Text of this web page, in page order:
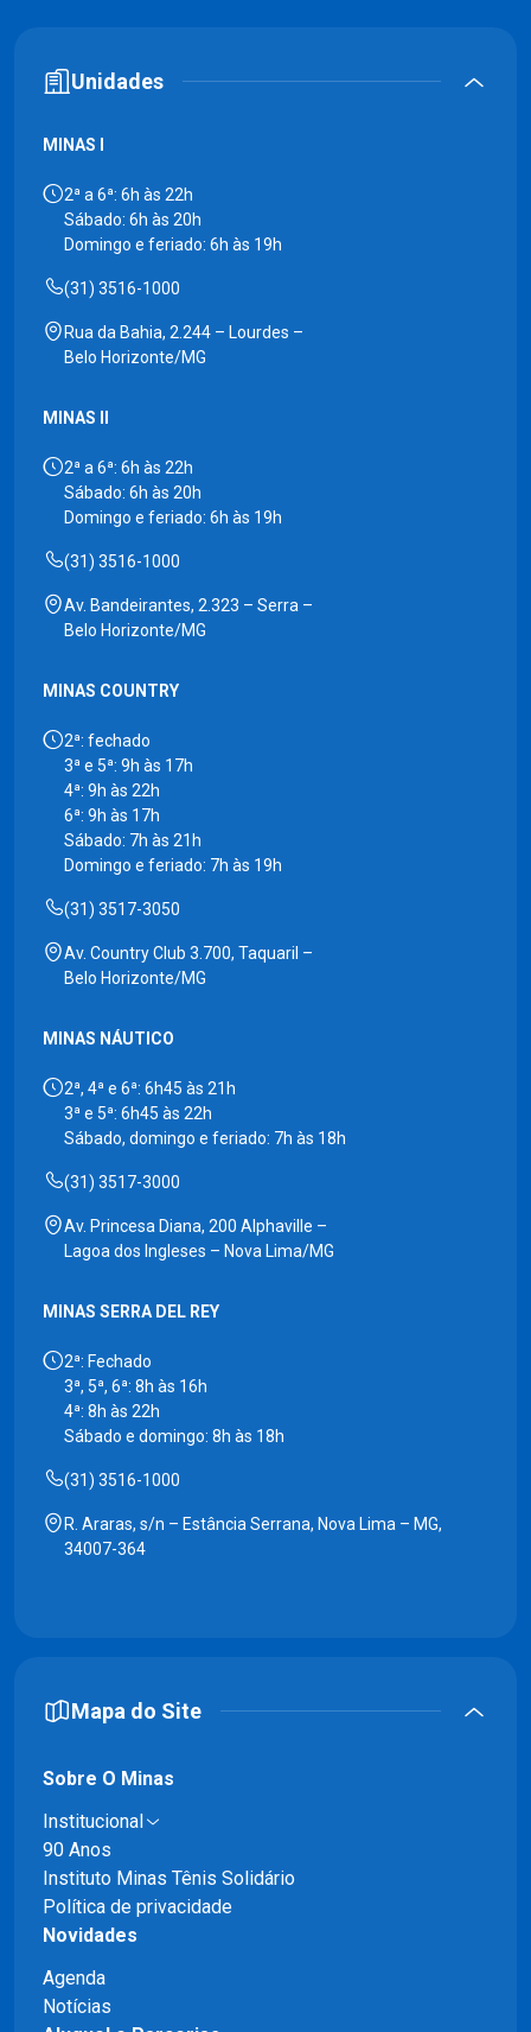
Unidades
MINAS I
2ª a 6ª: 6h às 22h
Sábado: 6h às 20h
Domingo e feriado: 6h às 19h
(31) 3516-1000
Rua da Bahia, 2.244 – Lourdes –
Belo Horizonte/MG
MINAS II
2ª a 6ª: 6h às 22h
Sábado: 6h às 20h
Domingo e feriado: 6h às 19h
(31) 3516-1000
Av. Bandeirantes, 2.323 – Serra –
Belo Horizonte/MG
MINAS COUNTRY
2ª: fechado
3ª e 5ª: 9h às 17h
4ª: 9h às 22h
6ª: 9h às 17h
Sábado: 7h às 21h
Domingo e feriado: 7h às 19h
(31) 3517-3050
Av. Country Club 3.700, Taquaril –
Belo Horizonte/MG
MINAS NÁUTICO
2ª, 4ª e 6ª: 6h45 às 21h
3ª e 5ª: 6h45 às 22h
Sábado, domingo e feriado: 7h às 18h
(31) 3517-3000
Av. Princesa Diana, 200 Alphaville –
Lagoa dos Ingleses – Nova Lima/MG
MINAS SERRA DEL REY
2ª: Fechado
3ª, 5ª, 6ª: 8h às 16h
4ª: 8h às 22h
Sábado e domingo: 8h às 18h
(31) 3516-1000
R. Araras, s/n – Estância Serrana, Nova Lima – MG,
34007-364
Mapa do Site
Sobre O Minas
Institucional
90 Anos
Instituto Minas Tênis Solidário
Política de privacidade
Novidades
Agenda
Notícias